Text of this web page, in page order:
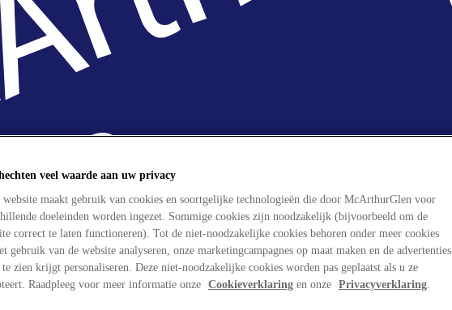
veel waarde aan uw privacy
website maakt gebruik van cookies en soortgelijke technologieën die door McArthurGlen voor
doeleinden worden ingezet. Sommige cookies zijn noodzakelijk (bijvoorbeeld om de
correct te laten functioneren). Tot de niet-noodzakelijke cookies behoren onder meer cookies
gebruik van de website analyseren, onze marketingcampagnes op maat maken en de advertenties
zien krijgt personaliseren. Deze niet-noodzakelijke cookies worden pas geplaatst als u ze
Raadpleeg voor meer informatie onze Cookieverklaring en onze Privacyverklaring.